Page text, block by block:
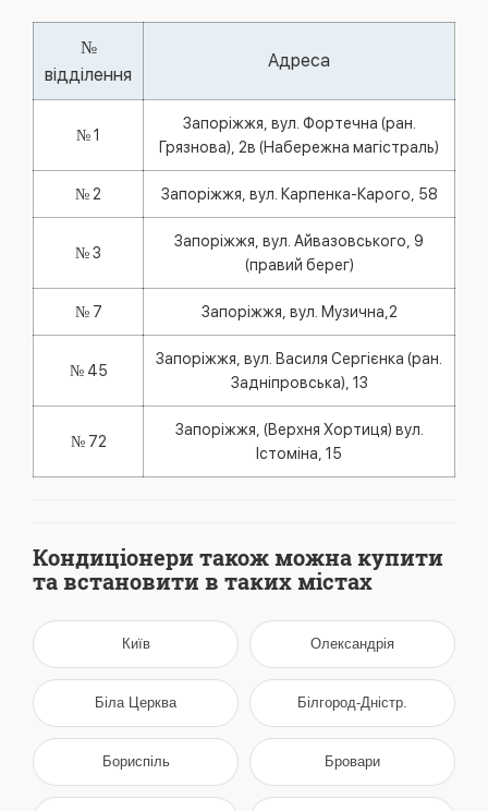
№
відділення
Адреса
№ 1
Запоріжжя, вул. Фортечна (ран.
Грязнова), 2в (Набережна магістраль)
№ 2 Запоріжжя, вул. Карпенка-Карого, 58
№ 3
Запоріжжя, вул. Айвазовського, 9
(правий берег)
№ 7 Запоріжжя, вул. Музична,2
№ 45
Запоріжжя, вул. Василя Сергієнка (ран.
Задніпровська), 13
№ 72
Запоріжжя, (Верхня Хортиця) вул.
Істоміна, 15
Кондиціонери також можна купити
та встановити в таких містах
Київ Олександрія
Біла Церква Білгород-Дністр.
Бориспіль Бровари